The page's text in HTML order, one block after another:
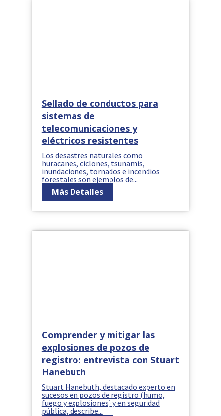
Sellado de conductos para
sistemas de
telecomunicaciones y
eléctricos resistentes
Los desastres naturales como
huracanes, ciclones, tsunamis,
inundaciones, tornados e incendios
forestales son ejemplos de...
Más Detalles
Comprender y mitigar las
explosiones de pozos de
registro: entrevista con Stuart
Hanebuth
Stuart Hanebuth, destacado experto en
sucesos en pozos de registro (humo,
fuego y explosiones) y en seguridad
pública, describe...